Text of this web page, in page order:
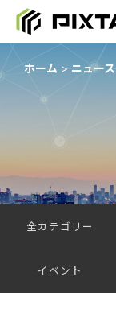
ホーム ニュース
全カテゴリー
イベント